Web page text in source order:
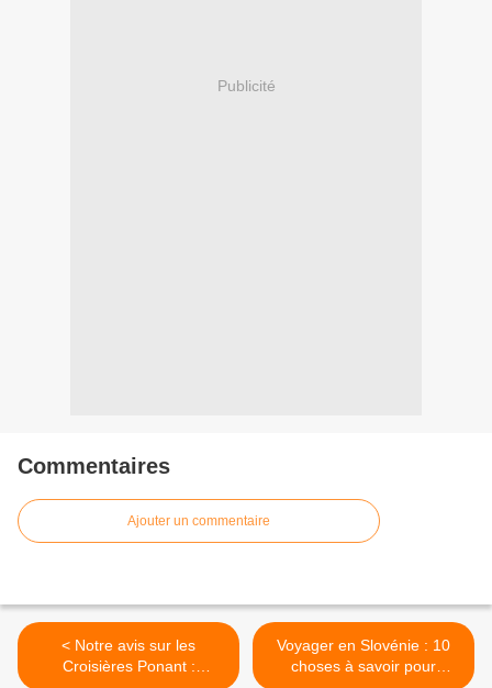
Publicité
Commentaires
Ajouter un commentaire
< Notre avis sur les
Croisières Ponant :
Voyager en Slovénie : 10
choses à savoir pour